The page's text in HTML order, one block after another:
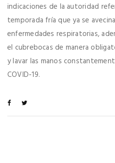
indicaciones de la autoridad
temporada fría que ya se
enfermedades respiratorias,
el cubrebocas de manera
y lavar las manos
COVID-19.